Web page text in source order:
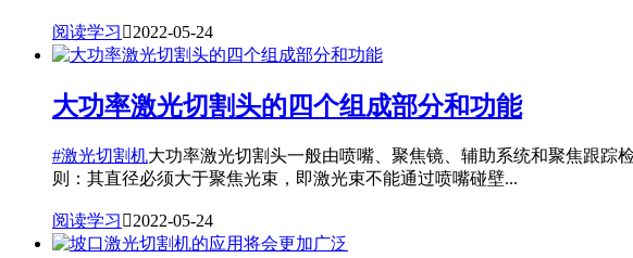
阅读学习 2022-05-24
大功率激光切割头的四个组成部分和功能
#激光切割机大功率激光切割头一般由喷嘴、聚焦镜、辅助系统和聚焦跟踪
则：其直径必须大于聚焦光束，即激光束不能通过喷嘴碰壁...
阅读学习 2022-05-24